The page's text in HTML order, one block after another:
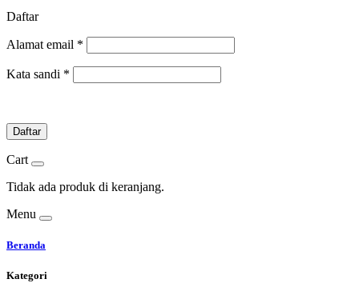
Daftar
Alamat email *
Kata sandi *
Daftar
Cart
Tidak ada produk di keranjang.
Menu
Beranda
Kategori